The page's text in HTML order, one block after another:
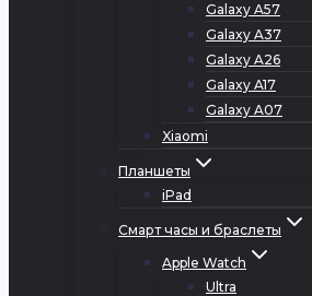
Galaxy A57
Galaxy A37
Galaxy A26
Galaxy A17
Galaxy A07
Xiaomi
Планшеты
iPad
Смарт часы и браслеты
Apple Watch
Ultra